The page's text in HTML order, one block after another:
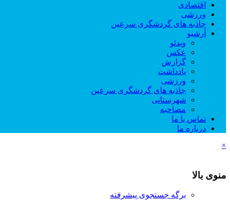
اقتصادی
ورزشی
جاذبه های گردشگری سرعین
آرشیو
ویدئو
عکس
گزارش
یادداشت
ورزشی
جاذبه های گردشگری سرعین
شهرستانی
مصاحبه
تماس با ما
درباره ما
×
منوی بالا
برگه جستجوی پیشرفته